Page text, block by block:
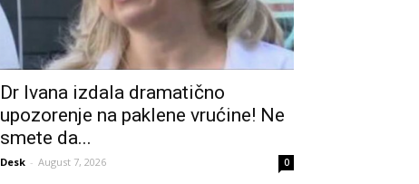
Dr Ivana izdala dramatično
upozorenje na paklene vrućine! Ne
smete da...
Desk - August 7, 2026 0